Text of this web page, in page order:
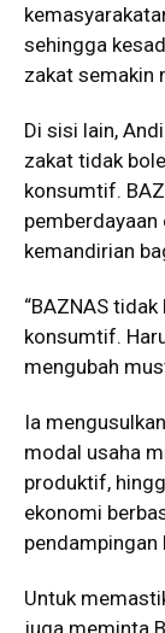
sehingga
zakat semakin
Di sisi lain,
zakat tidak
konsumtif.
kemandirian
“BAZNAS
konsumtif.
mengubah
Ia
modal usaha
produktif,
ekonomi
pendampingan
Untuk
juga meminta